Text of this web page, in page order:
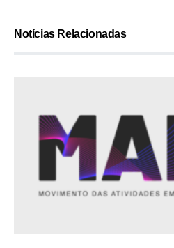
Notícias Relacionadas